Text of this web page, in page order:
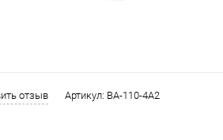
отзыв Артикул: BA-110-4A2